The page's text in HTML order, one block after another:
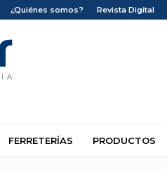
¿Quiénes somos? Revista Digital
FERRETERÍAS PRODUCTOS